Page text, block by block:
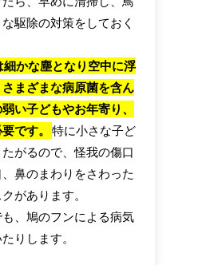
駆除の対策をしておく
かな塵となり空中に浮
まざまな病原菌を含ん
い子どもやお年寄り、
です。
特に小さな子ど
がるので、怪我の傷口
鼻のまわりをさわった
があります。
、鳩のフンによる病気
りします。